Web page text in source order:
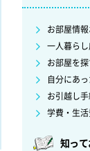
お部屋情
一人暮ら
お部屋を
自分にあ
お引越し
学費・生
知って